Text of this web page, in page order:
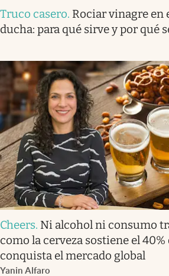
Truco casero. Rociar vinagre en
ducha: para qué sirve y por qué
Cheers. Ni alcohol ni consumo
como la cerveza sostiene el
conquista el mercado global
Yanin Alfaro